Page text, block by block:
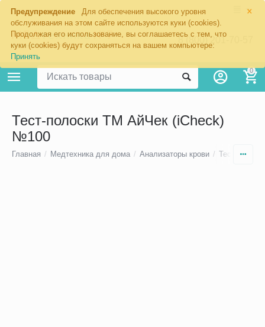
×
Предупреждение
Для обеспечения высокого уровня
обслуживания на этом сайте используются куки (cookies).
Продолжая его использование, вы соглашаетесь с тем, что
куки (cookies) будут сохраняться на вашем компьютере:
Принять
8 (800) 201-70-57
0
Тест-полоски ТМ АйЧек (iCheck)
№100
Главная / Медтехника для дома / Анализаторы крови / Тест-